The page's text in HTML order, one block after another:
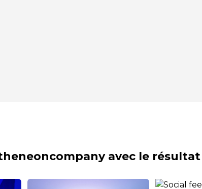
avec le résultat